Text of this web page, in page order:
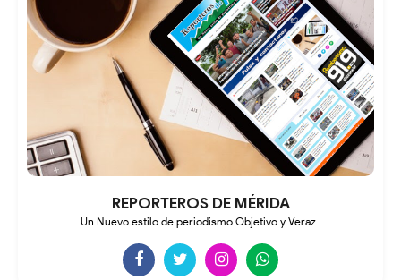
REPORTEROS DE MÉRIDA
Un Nuevo estilo de periodismo Objetivo y Veraz .